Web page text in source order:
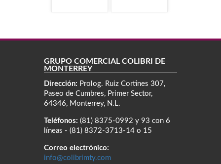
GRUPO COMERCIAL COLIBRÍ DE
MONTERREY
Dirección: Prolog. Ruiz Cortines 307,
Paseo de Cumbres, Primer Sector,
64346, Monterrey, N.L.
Teléfonos: (81) 8375-0992 y 93 con 6
líneas - (81) 8372-3713-14 o 15
Correo electrónico:
info@colibrimty.com